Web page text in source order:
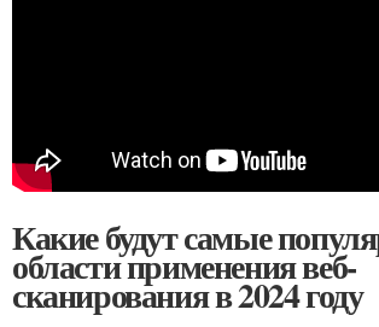
Какие будут самые
области применения веб-
сканирования в 2024 году